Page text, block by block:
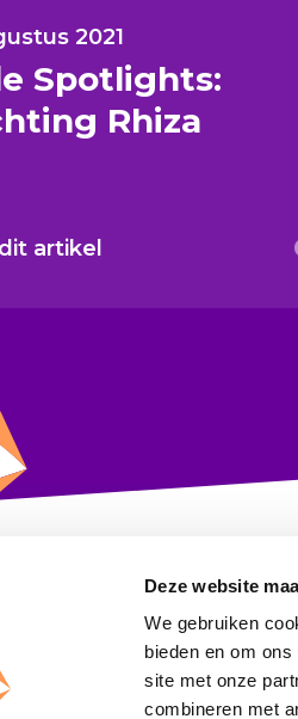
Deze website
We gebruiken
bieden en om
site met onze
combineren met
2021
Spotlights:
Rhiza
artikel
goeddoen
1